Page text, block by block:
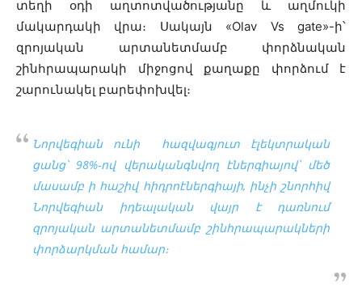
տեղի օդի աղտոտվածությանը և աղմուկի
մակարդակի վրա։ Սակայն «Olav Vs gate»-ի՝
զրոյական արտանետմամբ փորձնական
շինհրապարակի միջոցով քաղաքը փորձում է
շարունակել բարեփոխվել։
Նորվեգիան ունի հազվագյուտ էլեկտրական
ցանց՝ 98%-ով վերականգնվող էներգիայով՝ մեծ
մասամբ ի հաշիվ հիդրոէներգիայի, ինչի շնորհիվ
Նորվեգիան իդեալական վայր է դառնում
զրոյական արտանետմամբ շինհրապարակների
փորձարկման համար։